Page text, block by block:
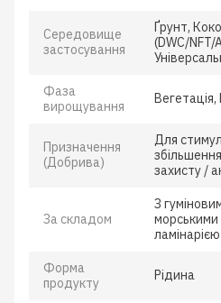
Середовище
застосування
Ґрунт,
(DWC/
Фаза
вирощування
Вегетація,
Призначення
(Добрива)
Для
захисту /
За складом
З
ламінарією
Форма
продукту
Рідина